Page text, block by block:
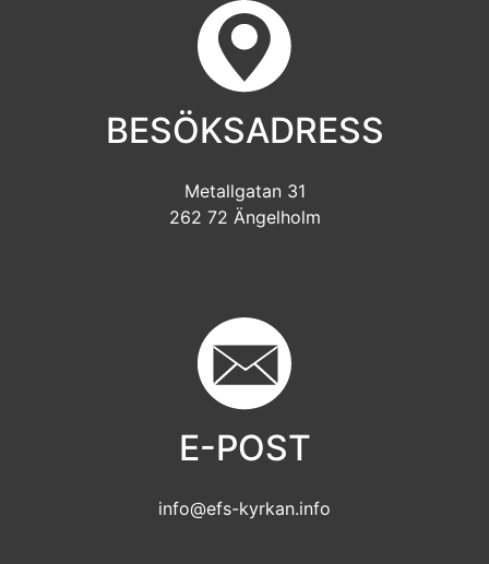
BESÖKSADRESS
Metallgatan 31
262 72 Ängelholm
E-POST
info@efs-kyrkan.info